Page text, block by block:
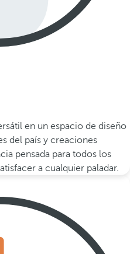
en un espacio de diseño
del país y creaciones
pensada para todos los
a cualquier paladar.